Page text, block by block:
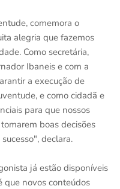
comemora o
alegria que fazemos
Como secretária,
Ibaneis e com a
a execução de
e como cidadã e
para que nossos
boas decisões
declara.
já estão disponíveis
que novos conteúdos